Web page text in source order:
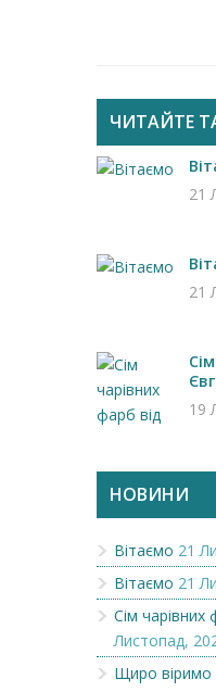
ЧИТАЙТЕ
21
21
19
НОВИНИ
Вітаємо 21
Вітаємо 21
Сім чарівних
Листопад,
Щиро віримо